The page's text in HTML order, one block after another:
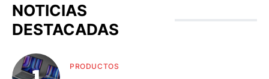
NOTICIAS
DESTACADAS
PRODUCTOS